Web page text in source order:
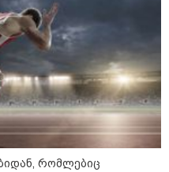
ზელენსკი - რუსეთი
ბალისტიკურ
ფსონის დადებას -
მეტი ზეწოლა
ინფორმაციით,
ბელგოროდზე
იერიში მიიტანა,
სამი ადამიანი და
რომლებიც